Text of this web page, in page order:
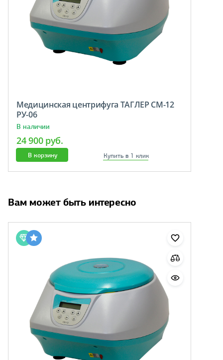
Медицинская центрифуга ТАГЛЕР СМ-12
РУ-06
В наличии
24 900 руб.
В корзину Купить в 1 клик
Вам может быть интересно